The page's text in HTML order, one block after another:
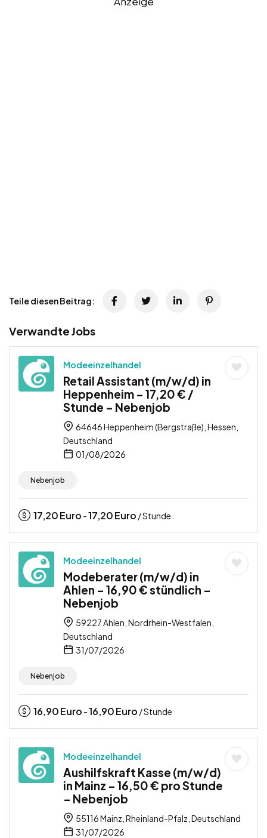
Teile diesen Beitrag:
Verwandte Jobs
Modeeinzelhandel
Retail Assistant (m/w/d) in
Heppenheim – 17,20 € /
Stunde – Nebenjob
64646 Heppenheim (Bergstraße), Hessen,
Deutschland
01/08/2026
Nebenjob
17,20Euro -17,20Euro / Stunde
Modeeinzelhandel
Modeberater (m/w/d) in
Ahlen – 16,90 € stündlich –
Nebenjob
59227 Ahlen, Nordrhein-Westfalen,
Deutschland
31/07/2026
Nebenjob
16,90Euro -16,90Euro / Stunde
Modeeinzelhandel
Aushilfskraft Kasse (m/w/d)
in Mainz – 16,50 € pro Stunde
– Nebenjob
55116 Mainz, Rheinland-Pfalz, Deutschland
31/07/2026